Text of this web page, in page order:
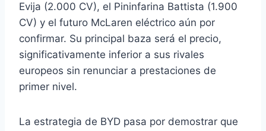
Evija (2.000 CV), el Pininfarina Battista (1.900
CV) y el futuro McLaren eléctrico aún por
confirmar. Su principal baza será el precio,
significativamente inferior a sus rivales
europeos sin renunciar a prestaciones de
primer nivel.
La estrategia de BYD pasa por demostrar que